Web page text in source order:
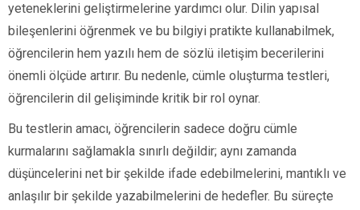
yeteneklerini geliştirmelerine yardımcı olur. Dilin yapısal
bileşenlerini öğrenmek ve bu bilgiyi pratikte kullanabilmek,
öğrencilerin hem yazılı hem de sözlü iletişim becerilerini
önemli ölçüde artırır. Bu nedenle, cümle oluşturma testleri,
öğrencilerin dil gelişiminde kritik bir rol oynar.
Bu testlerin amacı, öğrencilerin sadece doğru cümle
kurmalarını sağlamakla sınırlı değildir; aynı zamanda
düşüncelerini net bir şekilde ifade edebilmelerini, mantıklı ve
anlaşılır bir şekilde yazabilmelerini de hedefler. Bu süreçte